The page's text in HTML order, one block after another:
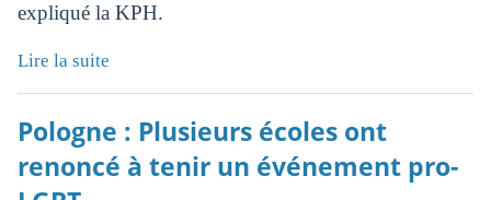
expliqué la KPH.
Lire la suite
Pologne : Plusieurs écoles ont
renoncé à tenir un événement pro-